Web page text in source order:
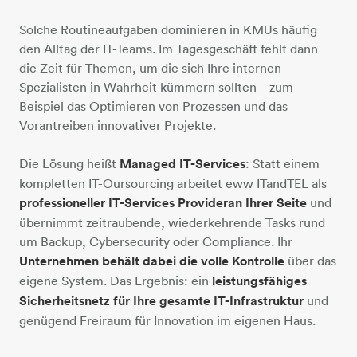
Solche Routineaufgaben dominieren in KMUs häufig
den Alltag der IT-Teams. Im Tagesgeschäft fehlt dann
die Zeit für Themen, um die sich Ihre internen
Spezialisten in Wahrheit kümmern sollten – zum
Beispiel das Optimieren von Prozessen und das
Vorantreiben innovativer Projekte.
Die Lösung heißt Managed IT-Services: Statt einem
kompletten IT-Oursourcing arbeitet eww ITandTEL als
professioneller IT-Services Provideran Ihrer Seite und
übernimmt zeitraubende, wiederkehrende Tasks rund
um Backup, Cybersecurity oder Compliance. Ihr
Unternehmen behält dabei die volle Kontrolle über das
eigene System. Das Ergebnis: ein leistungsfähiges
Sicherheitsnetz für Ihre gesamte IT-Infrastruktur und
genügend Freiraum für Innovation im eigenen Haus.